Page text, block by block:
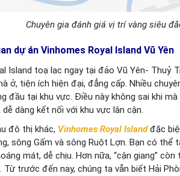
Chuyên gia đánh giá vị trí vàng siêu
dự án Vinhomes Royal Island Vũ Yên
Island toạ lạc ngay tại đảo Vũ Yên- Thuỷ
ở, tiện ích hiện đại, đẳng cấp. Nhiều
đầu tại khu vực. Điều này không sai khi
dễ dàng kết nối với khu vực lân cận.
đô thị khác, Vinhomes Royal Islandđặc
sông Gấm và sông Ruột Lợn. Bạn có
mát, dễ chịu. Hơn nữa, “cận giang”
Từ trước đến nay, chúng ta vẫn biết Hải